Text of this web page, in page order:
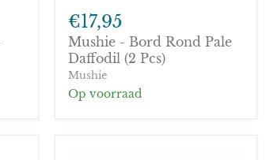
-
Bord
Rond
Pale
Daffodil
(2
Pcs)
€17,95
Mushie - Bord Rond Pale
Daffodil (2 Pcs)
Mushie
Op voorraad